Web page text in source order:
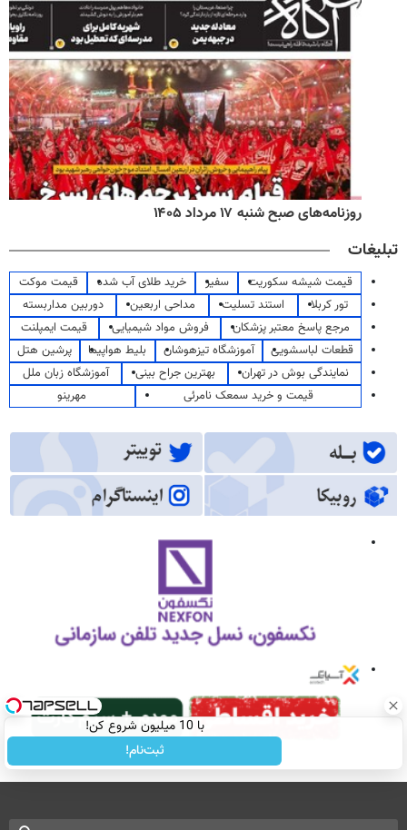
روزنامه‌های صبح شنبه ۱۷ مرداد ۱۴۰۵
تبلیغات
قیمت شیشه سکوریت سفیر خرید طلای آب شده
قیمت موکت
تور کربلا
استند تسلیت مداحی اربعین
دوربین مداربسته
مرجع پاسخ معتبر پزشکان
فروش مواد شیمیایی
قیمت ایمپلنت
قطعات لباسشویی
آموزشگاه تیزهوشان بلیط هواپیما
پرشین هتل
نمایندگی بوش در تهران
بهترین جراح بینی
آموزشگاه زبان ملل
قیمت و خرید سمعک نامرئی
مهرینو
با 10 میلیون شروع کن!
ثبت‌نام!